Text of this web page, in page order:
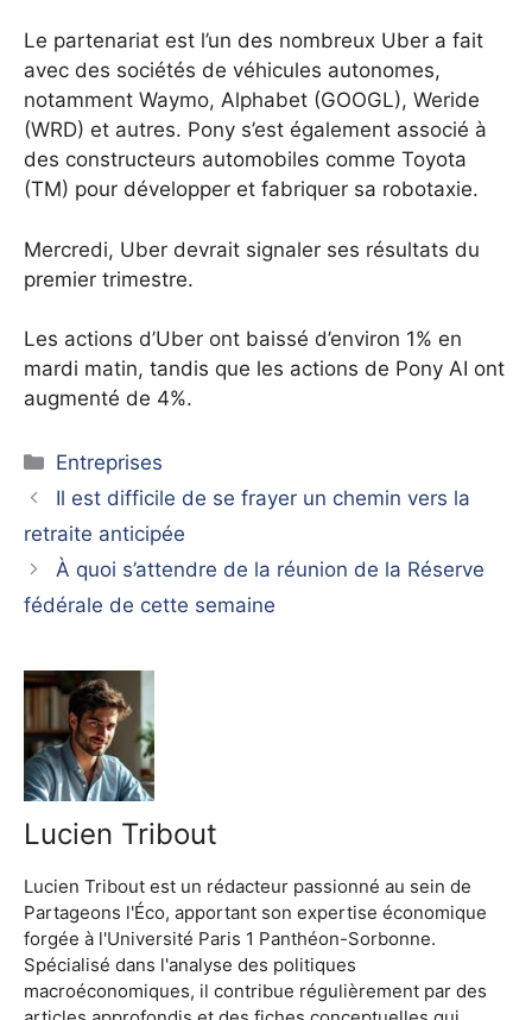
Le partenariat est l’un des nombreux Uber a fait
avec des sociétés de véhicules autonomes,
notamment Waymo, Alphabet (GOOGL), Weride
(WRD) et autres. Pony s’est également associé à
des constructeurs automobiles comme Toyota
(TM) pour développer et fabriquer sa robotaxie.
Mercredi, Uber devrait signaler ses résultats du
premier trimestre.
Les actions d’Uber ont baissé d’environ 1% en
mardi matin, tandis que les actions de Pony AI ont
augmenté de 4%.
Catégories
Entreprises
Il est difficile de se frayer un chemin vers la
retraite anticipée
À quoi s’attendre de la réunion de la Réserve
fédérale de cette semaine
Lucien Tribout
Lucien Tribout est un rédacteur passionné au sein de
Partageons l'Éco, apportant son expertise économique
forgée à l'Université Paris 1 Panthéon-Sorbonne.
Spécialisé dans l'analyse des politiques
macroéconomiques, il contribue régulièrement par des